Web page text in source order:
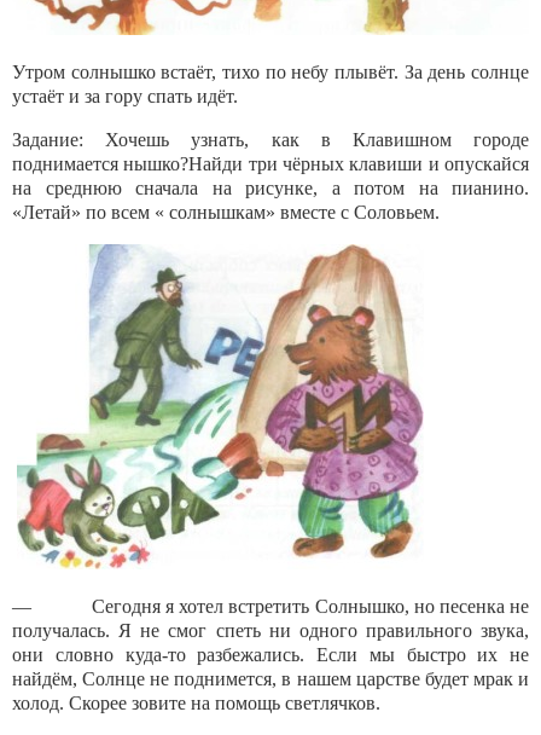
Утром солнышко встаёт, тихо по небу плывёт. За день солнце
устаёт и за гору спать идёт.
Задание: Хочешь узнать, как в Клавишном городе
поднимается нышко?Найди три чёрных клавиши и опускайся
на среднюю сначала на рисунке, а потом на пианино.
«Летай» по всем « солнышкам» вместе с Соловьем.
— Сегодня я хотел встретить Сол­нышко, но песенка не
получалась. Я не смог спеть ни одного правильного зву­ка,
они словно куда-то разбежались. Ес­ли мы быстро их не
найдём, Солнце не поднимется, в нашем царстве будет мрак и
холод. Скорее зовите на помощь светлячков.